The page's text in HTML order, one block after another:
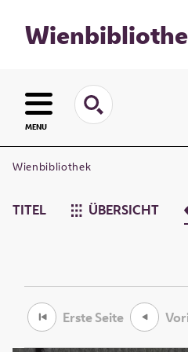
MENU
Wienbibliothek
TITEL ÜBERSICHT
Erste Seite